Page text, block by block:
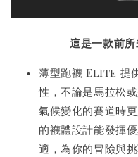
這是一款前
薄型跑襪 Elite 提
性，不論是馬拉松
氣候變化的賽道時
的襪體設計能發揮
適，為你的冒險與